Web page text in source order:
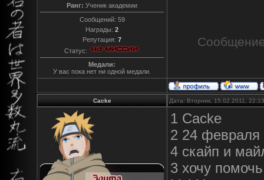
Ранг: Ученик академии
Сообщений: 59
Награды: 2
Репутация: 7
Статус:
Медали:
У вас пока нет ни одной медали.
Cacke Дата: Вторник, 15.02.2011,
1 Cacke
2 24 февраля
4 скайп и
3 хочу